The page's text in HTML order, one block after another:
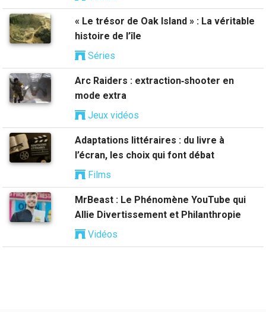
« Le trésor de Oak Island » : La véritable
histoire de l’île
Séries
Arc Raiders : extraction‑shooter en
mode extra
Jeux vidéos
Adaptations littéraires : du livre à
l’écran, les choix qui font débat
Films
MrBeast : Le Phénomène YouTube qui
Allie Divertissement et Philanthropie
Vidéos